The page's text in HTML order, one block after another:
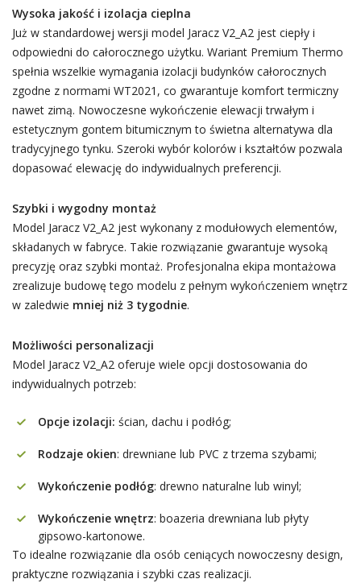
Wysoka jakość i izolacja cieplna
Już w standardowej wersji model Jaracz V2_A2 jest ciepły i
odpowiedni do całorocznego użytku. Wariant Premium Thermo
spełnia wszelkie wymagania izolacji budynków całorocznych
zgodne z normami WT2021, co gwarantuje komfort termiczny
nawet zimą. Nowoczesne wykończenie elewacji trwałym i
estetycznym gontem bitumicznym to świetna alternatywa dla
tradycyjnego tynku. Szeroki wybór kolorów i kształtów pozwala
dopasować elewację do indywidualnych preferencji.
Szybki i wygodny montaż
Model Jaracz V2_A2 jest wykonany z modułowych elementów,
składanych w fabryce. Takie rozwiązanie gwarantuje wysoką
precyzję oraz szybki montaż. Profesjonalna ekipa montażowa
zrealizuje budowę tego modelu z pełnym wykończeniem wnętrz
w zaledwie mniej niż 3 tygodnie.
Możliwości personalizacji
Model Jaracz V2_A2 oferuje wiele opcji dostosowania do
indywidualnych potrzeb:
Opcje izolacji: ścian, dachu i podłóg;
Rodzaje okien: drewniane lub PVC z trzema szybami;
Wykończenie podłóg: drewno naturalne lub winyl;
Wykończenie wnętrz: boazeria drewniana lub płyty
gipsowo-kartonowe.
To idealne rozwiązanie dla osób ceniących nowoczesny design,
praktyczne rozwiązania i szybki czas realizacji.